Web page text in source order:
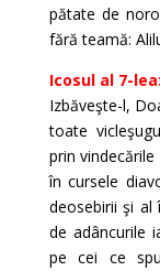
pătate de
fără teamă:
Icosul al 7-lea:
Izbăveşte-l,
toate
prin
în cursele
deosebirii şi al
de adâncurile
pe cei ce